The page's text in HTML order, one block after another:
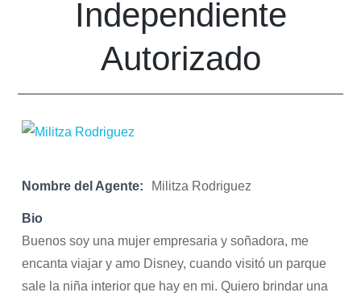
Independiente
Autorizado
Nombre del Agente: Militza Rodriguez
Bio
Buenos soy una mujer empresaria y soñadora, me
encanta viajar y amo Disney, cuando visitó un parque
sale la niña interior que hay en mi. Quiero brindar una